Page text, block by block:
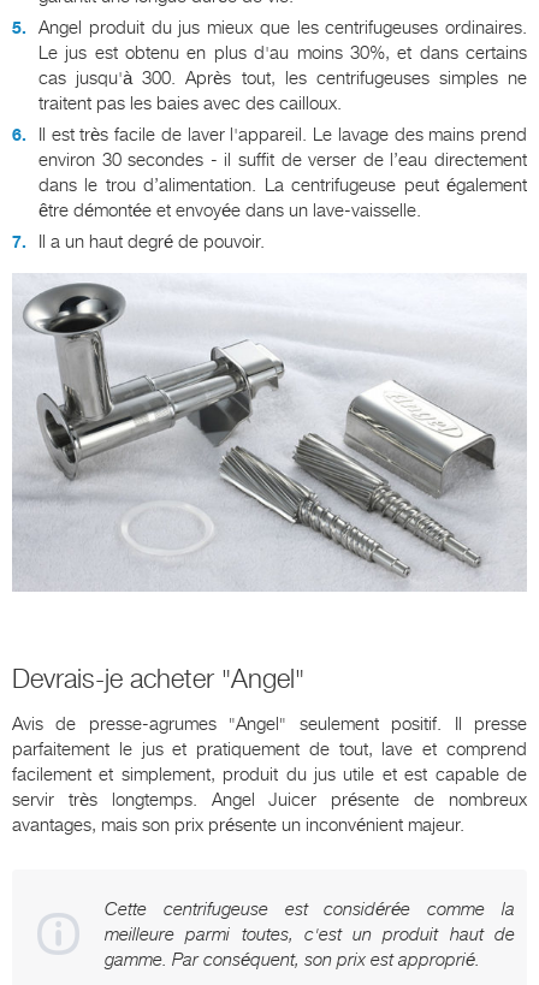
Angel produit du jus mieux que les centrifugeuses ordinaires.
Le jus est obtenu en plus d'au moins 30%, et dans certains
cas jusqu'à 300. Après tout, les centrifugeuses simples ne
traitent pas les baies avec des cailloux.
Il est très facile de laver l'appareil. Le lavage des mains prend
environ 30 secondes - il suffit de verser de l’eau directement
dans le trou d’alimentation. La centrifugeuse peut également
être démontée et envoyée dans un lave-vaisselle.
Il a un haut degré de pouvoir.
Devrais-je acheter "Angel"
Avis de presse-agrumes "Angel" seulement positif. Il presse
parfaitement le jus et pratiquement de tout, lave et comprend
facilement et simplement, produit du jus utile et est capable de
servir très longtemps. Angel Juicer présente de nombreux
avantages, mais son prix présente un inconvénient majeur.
Cette centrifugeuse est considérée comme la
meilleure parmi toutes, c'est un produit haut de
gamme. Par conséquent, son prix est approprié.